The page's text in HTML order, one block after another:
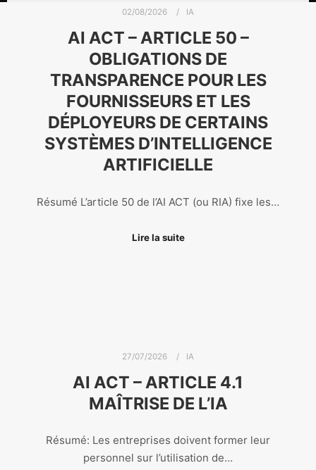
02/08/2026 IA
AI ACT – ARTICLE 50 –
OBLIGATIONS DE
TRANSPARENCE POUR LES
FOURNISSEURS ET LES
DÉPLOYEURS DE CERTAINS
SYSTÈMES D’INTELLIGENCE
ARTIFICIELLE
Résumé L’article 50 de l’AI ACT (ou RIA) fixe les…
Lire la suite
27/07/2026 IA
AI ACT – ARTICLE 4.1
MAÎTRISE DE L’IA
Résumé: Les entreprises doivent former leur
personnel sur l’utilisation de…